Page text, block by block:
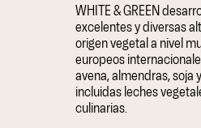
WHITE & GREEN
excelentes y diversas
origen vegetal a nivel
europeos
avena, almendras, soja
incluidas leches
culinarias.